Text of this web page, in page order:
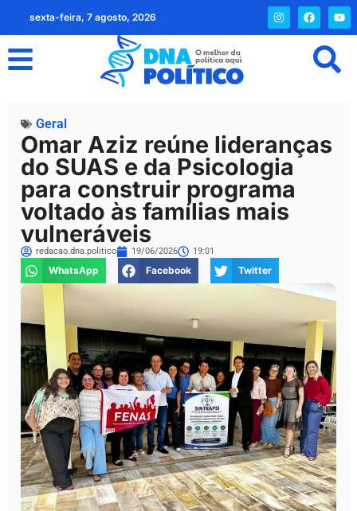
sexta-feira, 7 agosto, 2026
Geral
Omar Aziz reúne lideranças
do SUAS e da Psicologia
para construir programa
voltado às famílias mais
vulneráveis
redacao.dna.politico 19/06/2026 19:01
WhatsApp Facebook Twitter